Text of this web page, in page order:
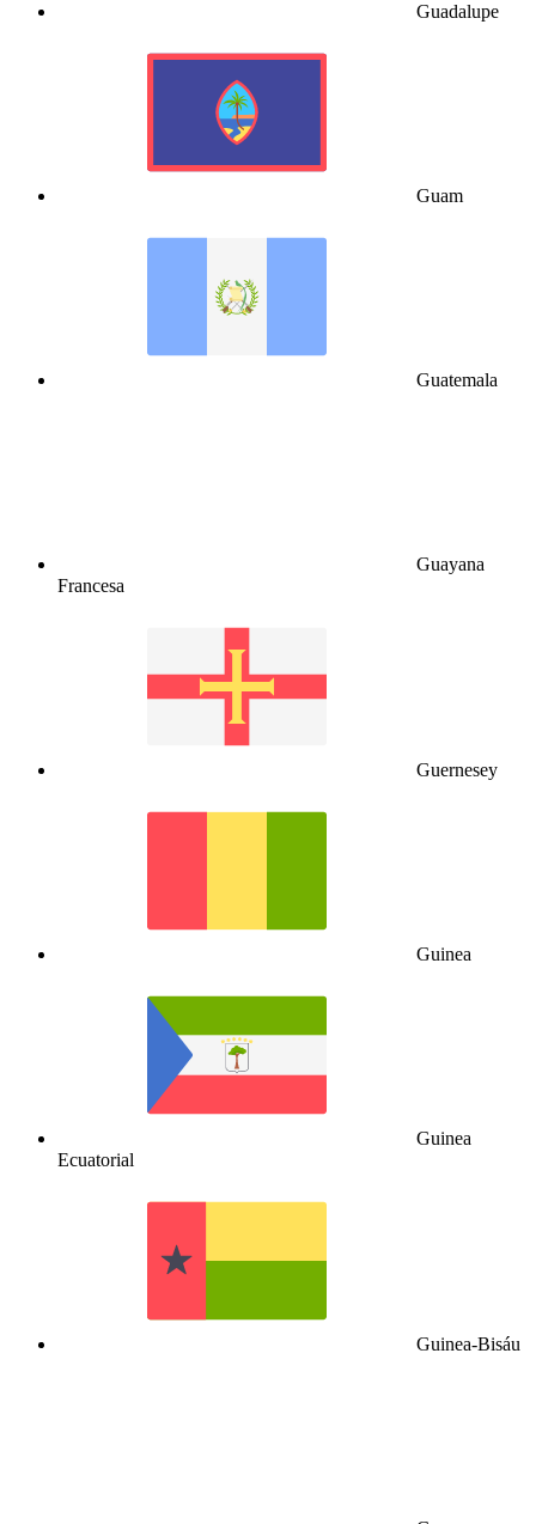
Guadalupe
Guam
Guatemala
Guayana
Francesa
Guernesey
Guinea
Guinea
Ecuatorial
Guinea-Bisáu